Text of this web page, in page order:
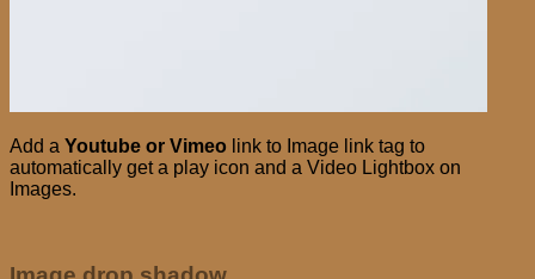
Add a Youtube or Vimeo link to Image link tag to
automatically get a play icon and a Video Lightbox on
Images.